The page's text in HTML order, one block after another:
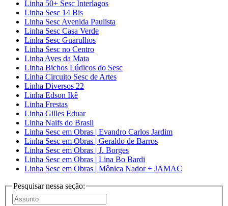
Linha 50+ Sesc Interlagos
Linha Sesc 14 Bis
Linha Sesc Avenida Paulista
Linha Sesc Casa Verde
Linha Sesc Guarulhos
Linha Sesc no Centro
Linha Aves da Mata
Linha Bichos Lúdicos do Sesc
Linha Circuito Sesc de Artes
Linha Diversos 22
Linha Edson Ikê
Linha Frestas
Linha Gilles Eduar
Linha Naifs do Brasil
Linha Sesc em Obras | Evandro Carlos Jardim
Linha Sesc em Obras | Geraldo de Barros
Linha Sesc em Obras | J. Borges
Linha Sesc em Obras | Lina Bo Bardi
Linha Sesc em Obras | Mônica Nador + JAMAC
Pesquisar nessa seção: